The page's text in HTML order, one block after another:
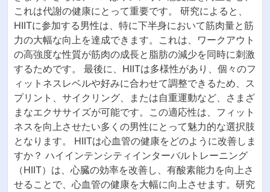
これは代謝の健康にとって重要です。 研究によると、
HIITに参加する男性は、特に下半身において筋肉量と筋
力の大幅な向上を達成できます。これは、ワークアウト
の高強度な性質が筋肉の成長と脂肪の減少を同時に刺激
するためです。 最後に、HIITは多様性があり、個々のフ
ィットネスレベルや好みに合わせて調整できるため、ス
プリント、サイクリング、または自重運動など、さまざ
まなエクササイズが可能です。この適応性は、フィット
ネスを向上させたい多くの男性にとって魅力的な選択肢
となります。 HIITは心血管の健康をどのように改善しま
すか？ ハイインテンシティインターバルトレーニング
（HIIT）は、心臓の効率を改善し、有酸素能力を向上さ
せることで、心血管の健康を大幅に向上させます。研究